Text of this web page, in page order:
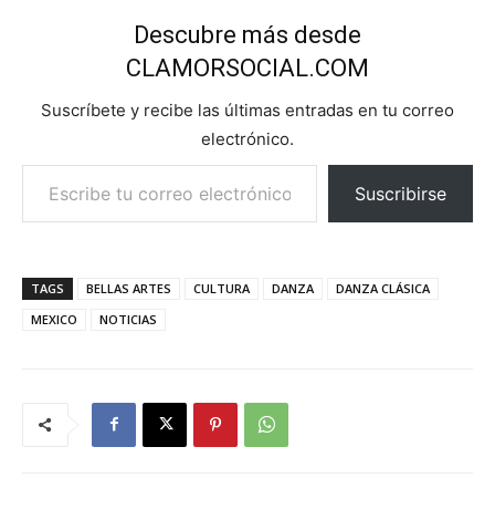
Descubre más desde
CLAMORSOCIAL.COM
Suscríbete y recibe las últimas entradas en tu correo
electrónico.
Escribe tu correo electrónico…
Suscribirse
TAGS BELLAS ARTES CULTURA DANZA
DANZA CLÁSICA
MEXICO
NOTICIAS